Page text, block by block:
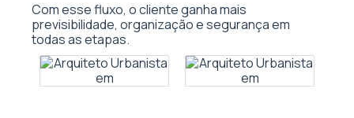
Com esse fluxo, o cliente ganha mais
previsibilidade, organização e segurança em
todas as etapas.